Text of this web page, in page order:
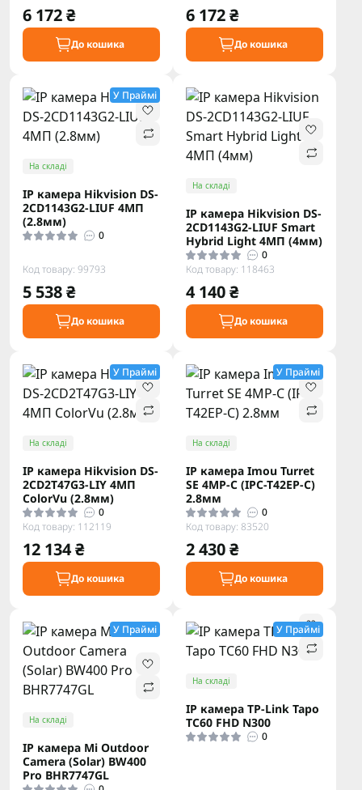
6 172 ₴
До кошика
6 172 ₴
До кошика
У Праймі
На складі
IP камера Hikvision DS-
2CD1143G2-LIUF 4МП
(2.8мм)
0
Код товару: 99793
5 538 ₴
До кошика
На складі
IP камера Hikvision DS-
2CD1143G2-LIUF Smart
Hybrid Light 4МП (4мм)
0
Код товару: 118463
4 140 ₴
До кошика
У Праймі
На складі
IP камера Hikvision DS-
2CD2T47G3-LIY 4МП
ColorVu (2.8мм)
0
Код товару: 112119
12 134 ₴
До кошика
У Праймі
На складі
IP камера Imou Turret
SE 4MP-C (IPC-T42EP-C)
2.8мм
0
Код товару: 83520
2 430 ₴
До кошика
У Праймі
На складі
IP камера Mi Outdoor
Camera (Solar) BW400
Pro BHR7747GL
У Праймі
На складі
IP камера TP-Link Tapo
TC60 FHD N300
0